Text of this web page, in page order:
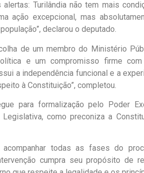
Turilândia não tem mais
ação excepcional, mas
declarou o deputado.
de um membro do Ministério
e um compromisso firme
a independência funcional e a
à Constituição”, completou.
para formalização pelo Poder
como preconiza a
todas as fases do
cumpra seu propósito de